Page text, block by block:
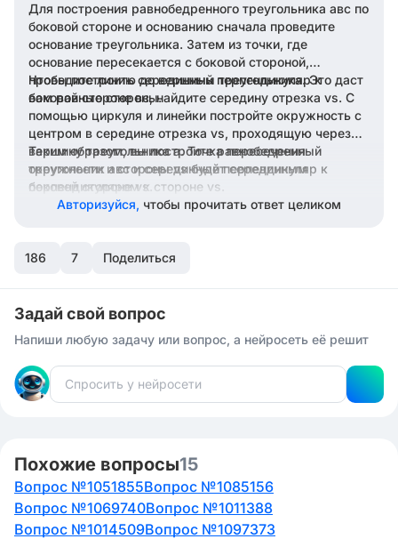
Для построения равнобедренного треугольника авс по
боковой стороне и основанию сначала проведите
основание треугольника. Затем из точки, где
основание пересекается с боковой стороной,
проведите линию до вершины треугольника. Это даст
вам равные стороны.
Чтобы построить серединный перпендикуляр к
боковой стороне вс, найдите середину отрезка vs. С
помощью циркуля и линейки постройте окружность с
центром в середине отрезка vs, проходящую через
вершину треугольника а. Точка пересечения
окружности и стороны vs будет серединным
перпендикуляром к стороне vs.
Таким образом, вы построите равнобедренный
треугольник авс и серединный перпендикуляр к
боковой стороне vs.
Авторизуйся, чтобы прочитать ответ целиком
186 7 Поделиться
Задай свой вопрос
Напиши любую задачу или вопрос, а нейросеть её решит
Похожие вопросы15
Вопрос №1051855Вопрос №1085156
Вопрос №1069740Вопрос №1011388
Вопрос №1014509Вопрос №1097373